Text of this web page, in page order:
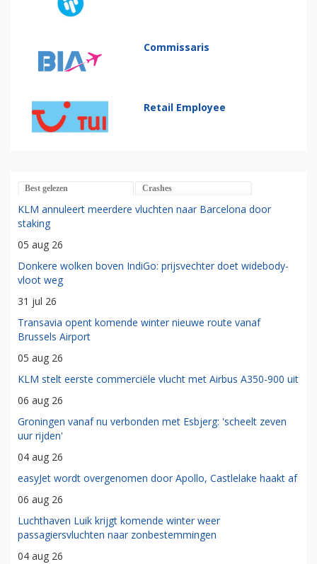
Commissaris
Retail Employee
Best gelezen Crashes
KLM annuleert meerdere vluchten naar Barcelona door
staking
05 aug 26
Donkere wolken boven IndiGo: prijsvechter doet widebody-
vloot weg
31 jul 26
Transavia opent komende winter nieuwe route vanaf
Brussels Airport
05 aug 26
KLM stelt eerste commerciële vlucht met Airbus A350-900 uit
06 aug 26
Groningen vanaf nu verbonden met Esbjerg: 'scheelt zeven
uur rijden'
04 aug 26
easyJet wordt overgenomen door Apollo, Castlelake haakt af
06 aug 26
Luchthaven Luik krijgt komende winter weer
passagiersvluchten naar zonbestemmingen
04 aug 26